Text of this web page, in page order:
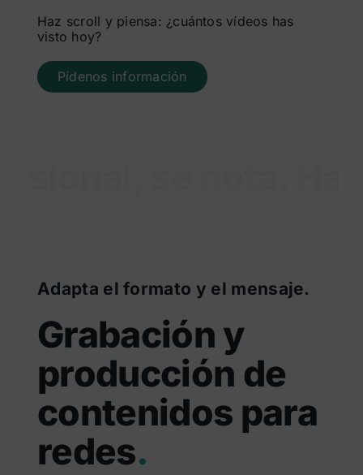
Haz scroll y piensa: ¿cuántos vídeos has
visto hoy?
Pídenos información
Adapta el formato y el mensaje.
Grabación y
producción de
contenidos para
redes.